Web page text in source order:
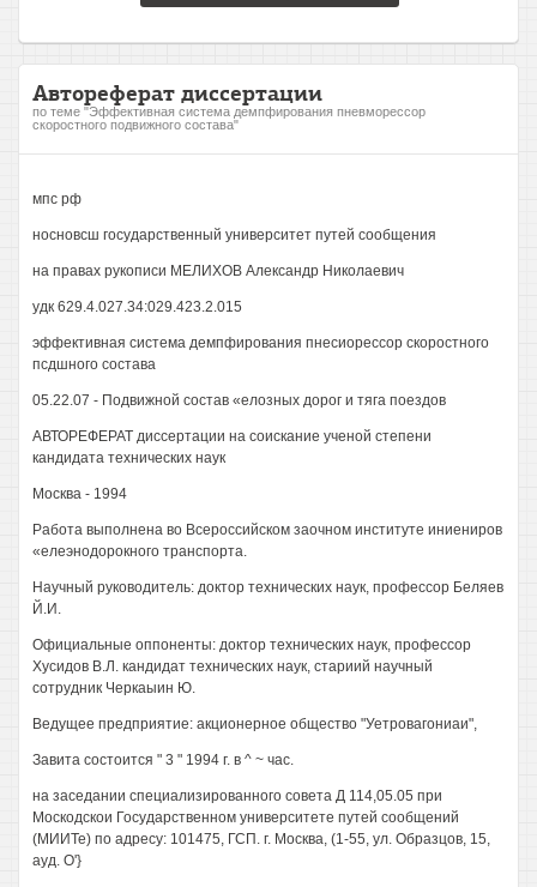
Автореферат диссертации
по теме "Эффективная система демпфирования пневморессор
скоростного подвижного состава"
мпс рф
носновсш государственный университет путей сообщения
на правах рукописи МЕЛИХОВ Александр Николаевич
удк 629.4.027.34:029.423.2.015
эффективная система демпфирования пнесиорессор скоростного
псдшного состава
05.22.07 - Подвижной состав «елозных дорог и тяга поездов
АВТОРЕФЕРАТ диссертации на соискание ученой степени
кандидата технических наук
Москва - 1994
Работа выполнена во Всероссийском заочном институте иниениров
«елеэнодорокного транспорта.
Научный руководитель: доктор технических наук, профессор Беляев
Й.И.
Официальные оппоненты: доктор технических наук, профессор
Хусидов В.Л. кандидат технических наук, стариий научный
сотрудник Черкаыин Ю.
Ведущее предприятие: акционерное общество "Уетровагониаи",
Завита состоится " 3 " 1994 г. в ^ ~ час.
на заседании специализированного совета Д 114,05.05 при
Москодскои Государственном университете путей сообщений
(МИИТе) по адресу: 101475, ГСП. г. Москва, (1-55, ул. Образцов, 15,
ауд. О'}